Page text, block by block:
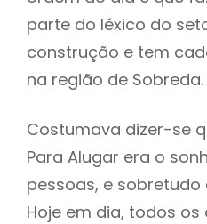
parte do léxico do
construção e tem
na região de Sobreda.
Costumava dizer-se
Para Alugar era o
pessoas, e
Hoje em dia, todos